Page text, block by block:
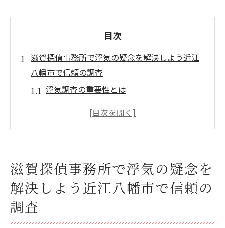
目次
滋賀探偵事務所で浮気の疑念を解決しよう近江
八幡市で信頼の調査
浮気調査の重要性とは
近江八幡市での信頼できる探偵事務所の選
浮気の証拠を確実に収集する方法
安心して依頼できる探偵事務所の特徴
近江八幡市の浮気調査は滋賀探偵事務所にお任
せプロフェッショナルの技術
滋賀探偵事務所で浮気の疑念を
解決しよう近江八幡市で信頼の
調査